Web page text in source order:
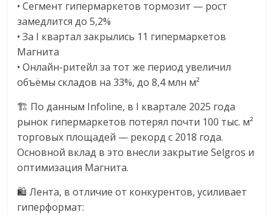
• Сегмент гипермаркетов тормозит — рост
замедлится до 5,2%
• За I квартал закрылись 11 гипермаркетов
Магнита
• Онлайн-ритейл за тот же период увеличил
объёмы складов на 33%, до 8,4 млн м²
🏗 По данным Infoline, в I квартале 2025 года
рынок гипермаркетов потерял почти 100 тыс. м²
торговых площадей — рекорд с 2018 года.
Основной вклад в это внесли закрытие Selgros и
оптимизация Магнита.
🛍 Лента, в отличие от конкурентов, усиливает
гиперформат: